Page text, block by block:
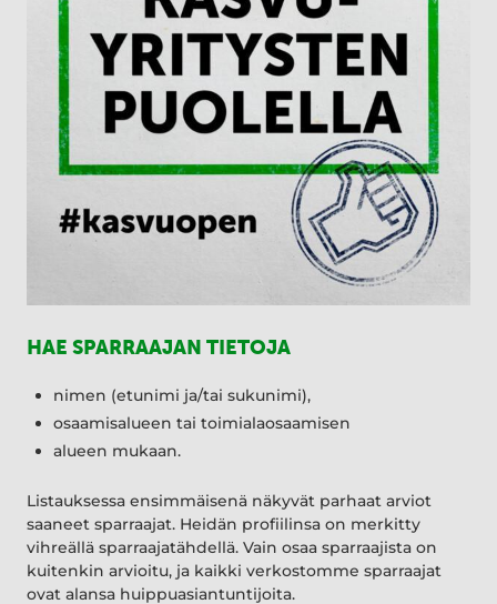
HAE SPARRAAJAN TIETOJA
nimen (etunimi ja/tai sukunimi),
osaamisalueen tai toimialaosaamisen
alueen mukaan.
Listauksessa ensimmäisenä näkyvät parhaat arviot
saaneet sparraajat. Heidän profiilinsa on merkitty
vihreällä sparraajatähdellä. Vain osaa sparraajista on
kuitenkin arvioitu, ja kaikki verkostomme sparraajat
ovat alansa huippuasiantuntijoita.